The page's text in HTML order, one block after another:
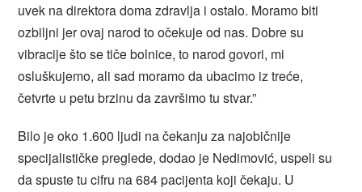
uvek na direktora doma zdravlja i ostalo. Moramo biti
ozbiljni jer ovaj narod to očekuje od nas. Dobre su
vibracije što se tiče bolnice, to narod govori, mi
osluškujemo, ali sad moramo da ubacimo iz treće,
četvrte u petu brzinu da završimo tu stvar.”
Bilo je oko 1.600 ljudi na čekanju za najobičnije
specijalističke preglede, dodao je Nedimović, uspeli su
da spuste tu cifru na 684 pacijenta koji čekaju. U